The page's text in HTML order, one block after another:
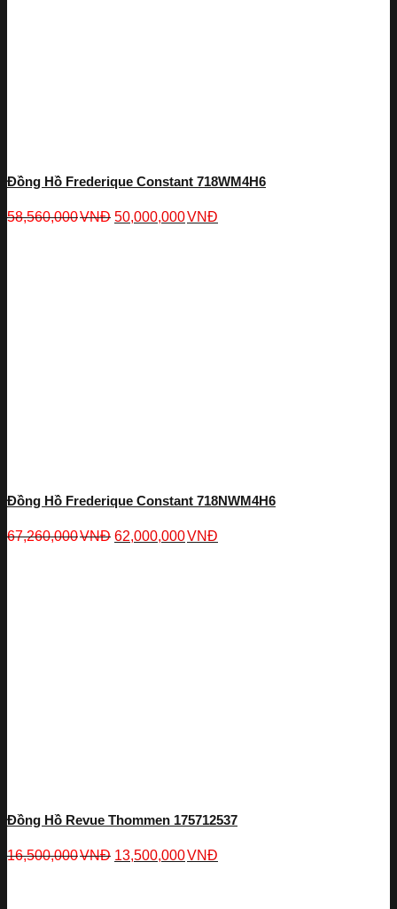
Đồng Hồ Frederique Constant 718WM4H6
58,560,000VNĐ 50,000,000VNĐ
Đồng Hồ Frederique Constant 718NWM4H6
67,260,000VNĐ 62,000,000VNĐ
Đồng Hồ Revue Thommen 175712537
16,500,000VNĐ 13,500,000VNĐ